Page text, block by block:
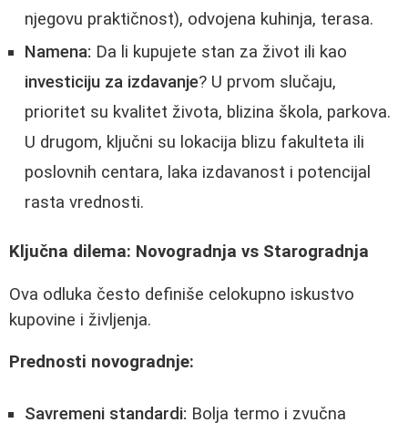
njegovu praktičnost), odvojena kuhinja, terasa.
Namena: Da li kupujete stan za život ili kao
investiciju za izdavanje? U prvom slučaju,
prioritet su kvalitet života, blizina škola, parkova.
U drugom, ključni su lokacija blizu fakulteta ili
poslovnih centara, laka izdavanost i potencijal
rasta vrednosti.
Ključna dilema: Novogradnja vs Starogradnja
Ova odluka često definiše celokupno iskustvo
kupovine i življenja.
Prednosti novogradnje:
Savremeni standardi: Bolja termo i zvučna